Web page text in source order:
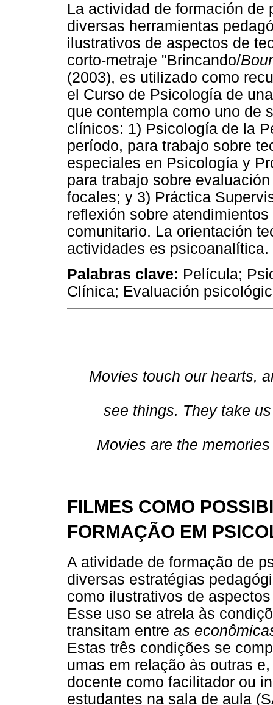
La actividad de formación
diversas herramientas
ilustrativos de aspectos de
corto-metraje "Brincando/
(2003), es utilizado como
el Curso de Psicología de
que contempla como uno de
clínicos: 1) Psicología de la
período, para trabajo sobre
especiales en Psicología y
para trabajo sobre
focales; y 3) Práctica
reflexión sobre
comunitario. La orientación
actividades es psicoanalítica.
Palabras clave: Película;
Clínica; Evaluación
Movies touch our hearts,
see things. They take
Movies are the
FILMES COMO
FORMAÇÃO EM
A atividade de formação de
diversas estratégias
como ilustrativos de
Esse uso se atrela às
transitam entre as
Estas três condições se
umas em relação às outras
docente como facilitador ou
estudantes na sala de aula